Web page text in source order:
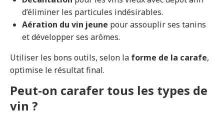
d’éliminer les particules indésirables.
Aération du vin jeune pour assouplir ses tanins
et développer ses arômes.
Utiliser les bons outils, selon la forme de la carafe,
optimise le résultat final.
Peut-on carafer tous les types de
vin ?